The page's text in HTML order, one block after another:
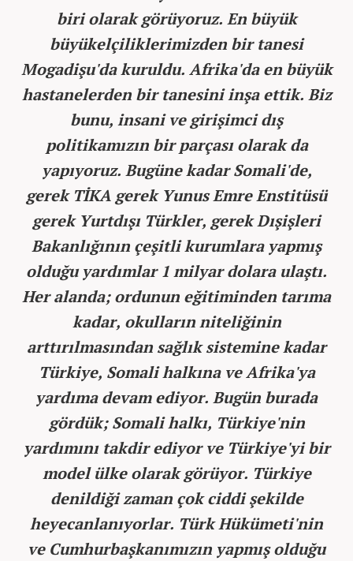
biri olarak görüyoruz. En büyük
büyükelçiliklerimizden bir tanesi
Mogadişu'da kuruldu. Afrika'da en büyük
hastanelerden bir tanesini inşa ettik. Biz
bunu, insani ve girişimci dış
politikamızın bir parçası olarak da
yapıyoruz. Bugüne kadar Somali'de,
gerek TİKA gerek Yunus Emre Enstitüsü
gerek Yurtdışı Türkler, gerek Dışişleri
Bakanlığının çeşitli kurumlara yapmış
olduğu yardımlar 1 milyar dolara ulaştı.
Her alanda; ordunun eğitiminden tarıma
kadar, okulların niteliğinin
arttırılmasından sağlık sistemine kadar
Türkiye, Somali halkına ve Afrika'ya
yardıma devam ediyor. Bugün burada
gördük; Somali halkı, Türkiye'nin
yardımını takdir ediyor ve Türkiye'yi bir
model ülke olarak görüyor. Türkiye
denildiği zaman çok ciddi şekilde
heyecanlanıyorlar. Türk Hükümeti'nin
ve Cumhurbaşkanımızın yapmış olduğu